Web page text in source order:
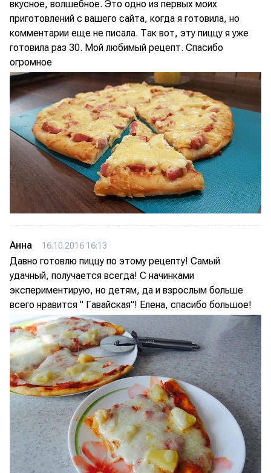
вкусное, волшебное. Это одно из первых моих
приготовлений с вашего сайта, когда я готовила, но
комментарии еще не писала. Так вот, эту пиццу я уже
готовила раз 30. Мой любимый рецепт. Спасибо
огромное
Анна 16.10.2016 16:13
Давно готовлю пиццу по этому рецепту! Самый
удачный, получается всегда! С начинками
экспериментирую, но детям, да и взрослым больше
всего нравится " Гавайская"! Елена, спасибо большое!